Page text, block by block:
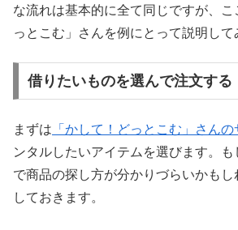
な流れは基本的に全て同じですが、
っとこむ」さんを例にとって説明して
借りたいものを選んで注文する
まずは 「かして！どっとこむ」さんの
ンタルしたいアイテムを選びます。
で商品の探し方が分かりづらいかも
しておきます。